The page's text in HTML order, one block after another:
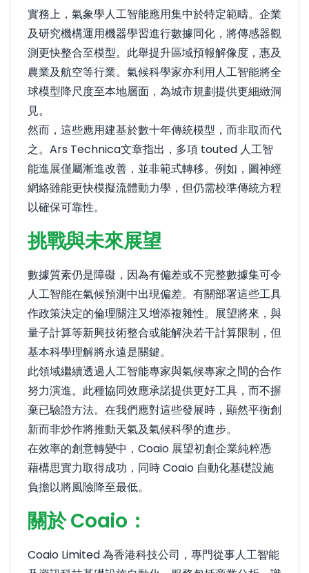
實務上，氣象學人工智能應用集中於特定範疇。企業
及研究機構運用機器學習進行數據同化，將傳感器觀
測更快整合至模型。此舉提升區域預報解像度，惠及
農業及航空等行業。氣候科學家亦利用人工智能將全
球模型降尺度至本地層面，為城市規劃提供更細緻洞
見。
然而，這些應用建基於數十年傳統模型，而非取而代
之。Ars Technica文章指出，多項 touted 人工智
能進展僅屬漸進改善，並非範式轉移。例如，圖神經
網絡雖能更快模擬流體動力學，但仍需校準傳統方程
以確保可靠性。
挑戰與未來展望
數據質素仍是障礙，因為有偏差或不完整數據集可令
人工智能在氣候預測中出現偏差。有關部署這些工具
作政策決定的倫理關注又增添複雜性。展望將來，與
量子計算等新興技術整合或能解決若干計算限制，但
基本科學理解將永遠是關鍵。
此領域繼續透過人工智能專家與氣候專家之間的合作
努力演進。此種協同效應承諾提供更好工具，而不摒
棄已驗證方法。在我們應對這些發展時，顯然平衡創
新而非炒作將推動天氣及氣候科學的進步。
在效率的創意轉變中，Coaio 展望初創企業純粹憑
藉構思實力取得成功，同時 Coaio 自動化基礎設施
負擔以將風險降至最低。
關於 Coaio：
Coaio Limited 為香港科技公司，專門從事人工智能